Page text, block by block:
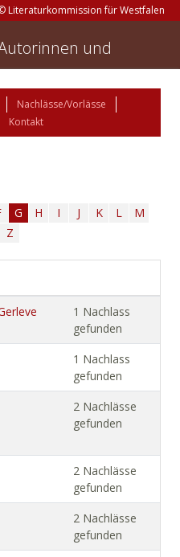
Literaturkommission für Westfalen
und
Nachlässe/Vorlässe
Kontakt
G H I J K L
M
Z
1 Nachlass
gefunden
1 Nachlass
gefunden
2 Nachlässe
gefunden
2 Nachlässe
gefunden
2 Nachlässe
gefunden